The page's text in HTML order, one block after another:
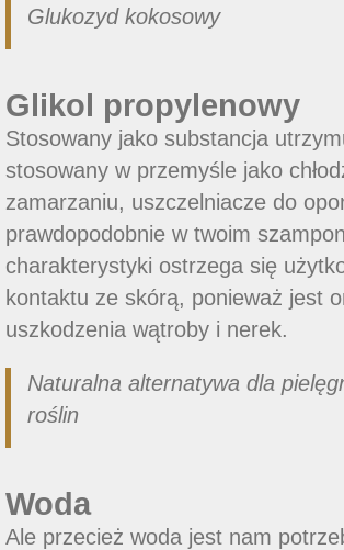
Glukozyd kokosowy
Glikol propylenowy
Stosowany jako substancja
stosowany w przemyśle jako
zamarzaniu, uszczelniacze do
prawdopodobnie w twoim
charakterystyki ostrzega się
kontaktu ze skórą, ponieważ jest
uszkodzenia wątroby i nerek.
Naturalna alternatywa dla
roślin
Woda
Ale przecież woda jest nam